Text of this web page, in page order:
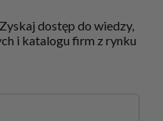
dostęp do wiedzy,
i katalogu firm z rynku